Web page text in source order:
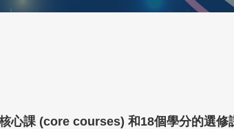
心課 (core courses) 和18個學分的選